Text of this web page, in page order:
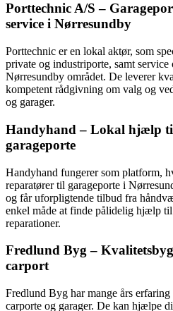
Porttechnic A/S –
service i Nørresundby
Porttechnic er en lokal aktør, som
private og industriporte, samt
Nørresundby området. De leverer
kompetent rådgivning om valg og
og garager.
Handyhand – Lokal hjælp
garageporte
Handyhand fungerer som platform,
reparatører til garageporte i
og får uforpligtende tilbud fra
enkel måde at finde pålidelig hjælp til
reparationer.
Fredlund Byg –
carport
Fredlund Byg har mange års
carporte og garager. De kan hjælpe